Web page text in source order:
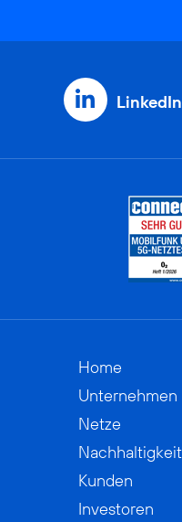
LinkedIn
Home
Unternehmen
Netze
Nachhaltigkeit
Kunden
Investoren